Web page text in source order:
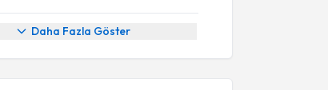
Daha Fazla Göster